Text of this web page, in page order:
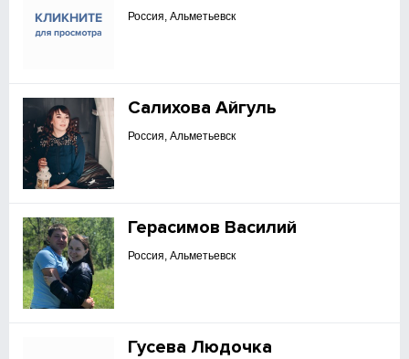
Россия, Альметьевск
Салихова Айгуль
Россия, Альметьевск
Герасимов Василий
Россия, Альметьевск
Гусева Людочка